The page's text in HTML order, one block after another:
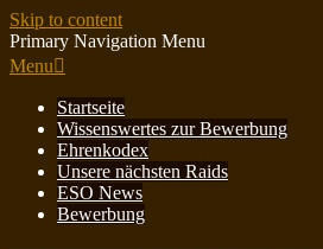
Skip to content
Primary Navigation Menu
Menu
Startseite
Wissenswertes zur Bewerbung
Ehrenkodex
Unsere nächsten Raids
ESO News
Bewerbung